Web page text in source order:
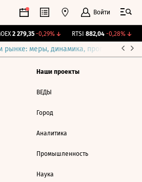
Войти
2 279,35 -0,29%↓ RTSI 882,04 -0,28%↓
рынке: меры, динамика, прогнозы
Наши проекты
ВЕДЫ
Город
Аналитика
Промышленность
Наука